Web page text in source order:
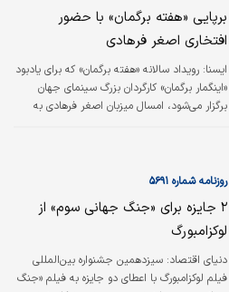
برپایی «هفته برگمان» با حضور
افتخاری اصغر فرهادی
ایسنا: رویداد سالانه «هفته برگمان» که برای یادبود
«اینگمار برگمان» کارگردان بزرگ سینمای جهان
برگزار می‌شود، امسال میزبان اصغر فرهادی به
این رویداد به پاس هنر او برگزار می‌شود که با
فیلم، سخنرانی و گفت‌وگوهایی همراه است.
روزنامه شماره ۵۶۹۱
۲ جایزه برای «جنگ جهانی سوم» از
لوکزامبورگ
دنیای اقتصاد: سیزدهمین جشنواره بین‌المللی
فیلم لوکزامبورگ با اعطای دو جایزه به فیلم «جنگ